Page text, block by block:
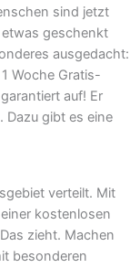
sind jetzt
geschenkt
ausgedacht:
Woche Gratis-
auf! Er
Dazu gibt es eine
verteilt. Mit
kostenlosen
zieht. Machen
besonderen